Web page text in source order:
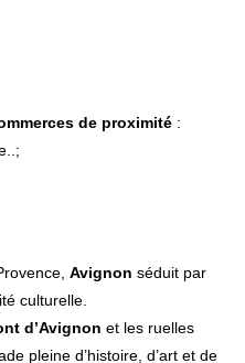
de proximité :
Avignon séduit par
culturelle.
d’Avignon et les ruelles
pleine d’histoire, d’art et de